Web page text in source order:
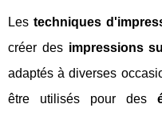
Lestechniques
créer des impressions
adaptés à diverses
être utilisés pour des